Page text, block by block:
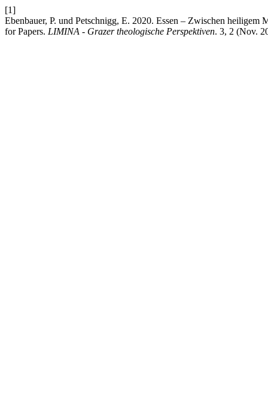
[1]
Ebenbauer, P. und Petschnigg, E. 2020. Essen – Zwischen
for Papers. LIMINA - Grazer theologische Perspektiven. 3, 2 (Nov.